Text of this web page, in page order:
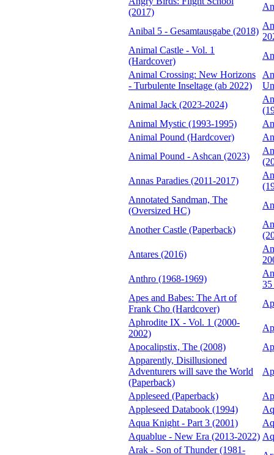
(2017)
Anibal 5 - Gesamtausgabe (2018)
Animal Castle - Vol. 1
(Hardcover)
Animal Crossing: New Horizons
- Turbulente Inseltage (ab 2022)
Animal Jack (2023-2024)
Animal Mystic (1993-1995)
Animal Pound (Hardcover)
Animal Pound - Ashcan (2023)
Annas Paradies (2011-2017)
Annotated Sandman, The
(Oversized HC)
Another Castle (Paperback)
Antares (2016)
Anthro (1968-1969)
35
Apes and Babes: The Art of
Frank Cho (Hardcover)
Aphrodite IX - Vol. 1 (2000-
2002)
Apocalipstix, The (2008)
Apparently, Disillusioned
Adventurers will save the World
(Paperback)
Appleseed (Paperback)
Appleseed Databook (1994)
Aqua Knight - Part 3 (2001)
Aquablue - New Era (2013-2022)
Arak - Son of Thunder (1981-